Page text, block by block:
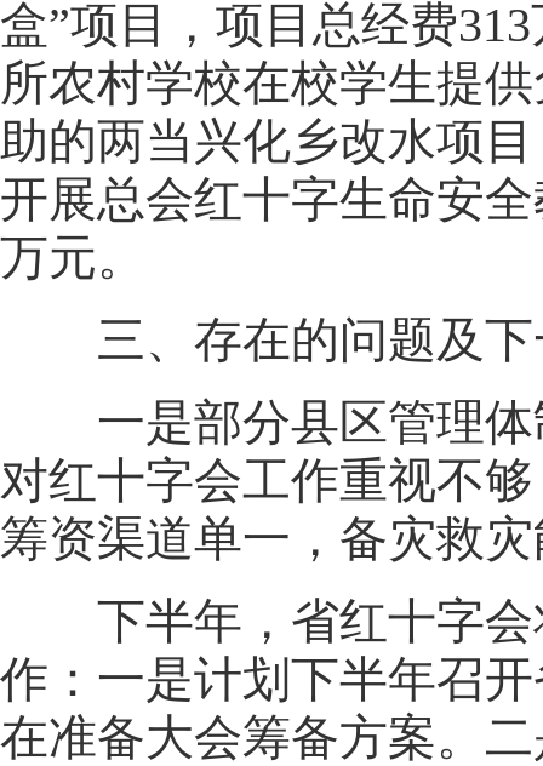
盒”项目，项目总经费
所农村学校在校学生提
助的两当兴化乡改水项
开展总会红十字生命安
万元。
三、存在的问题及下
一是部分县区管理体
对红十字会工作重视不
筹资渠道单一，备灾救
下半年，省红十字会
作：一是计划下半年召
在准备大会筹备方案。